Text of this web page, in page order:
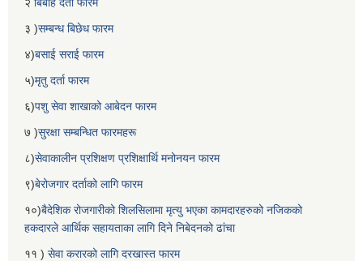
३ )सम्बन्ध बिछेध फारम
४)बसाई सराई फारम
५)मृतु दर्ता फारम
६)पशु सेवा शाखाको आबेदन फारम
७ )सुरक्षा सम्बन्धित फारमहरू
८)सेवाकालीन प्रशिक्षण प्रशिक्षार्थि मनोनयन फारम
९)बेरोजगार दर्ताको लागि फारम
१०)बैदेशिक रोजगारीको शिलसिलामा मृत्यु भएका कामदारहरुको नजिकको
हकदारले आर्थिक सहायताका लागि दिने निबेदनको ढांचा
११ ) सेवा करारको लागि दरखास्त फारम